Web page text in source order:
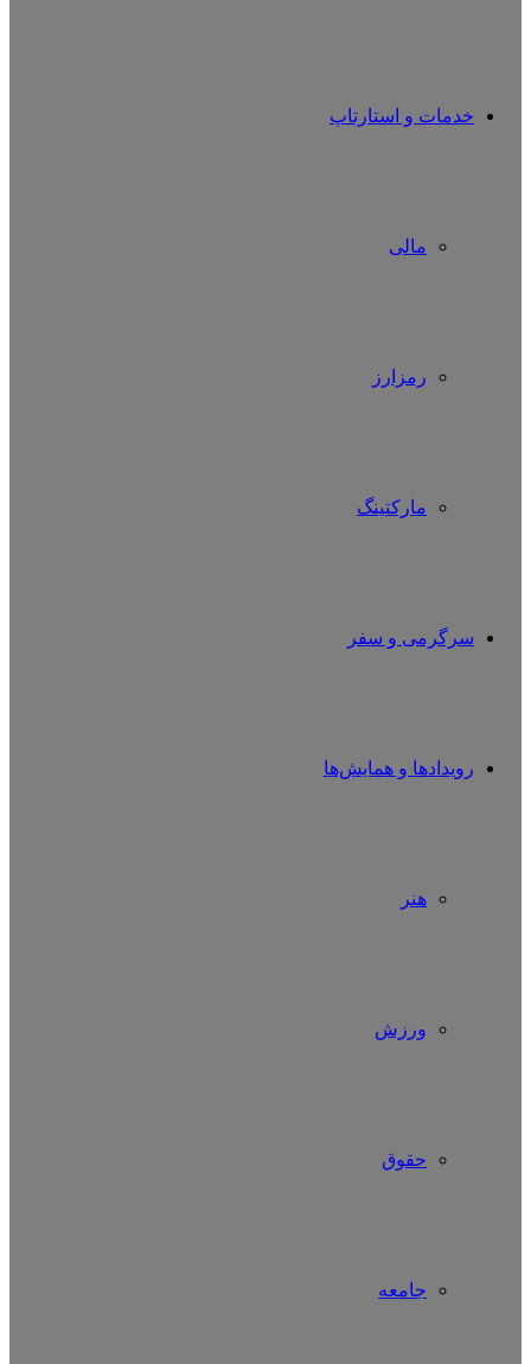
خدمات و استارتاپ
مالی
رمزارز
مارکتینگ
سرگرمی و سفر
رویدادها و همایش‌ها
هنر
ورزش
حقوق
جامعه